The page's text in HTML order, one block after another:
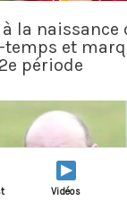
la naissance
temps et
période
Vidéos